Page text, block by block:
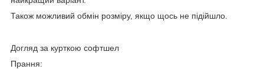
Також можливий обмін розміру, якщо щось не підійшло.
Догляд за курткою софтшел
Прання: